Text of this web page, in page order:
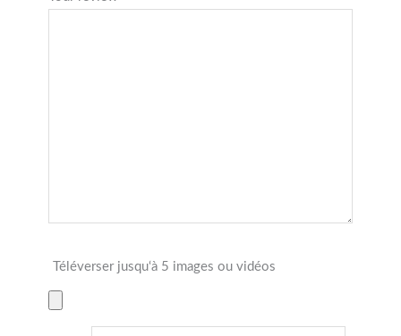
Téléverser jusqu‘à 5 images ou vidéos